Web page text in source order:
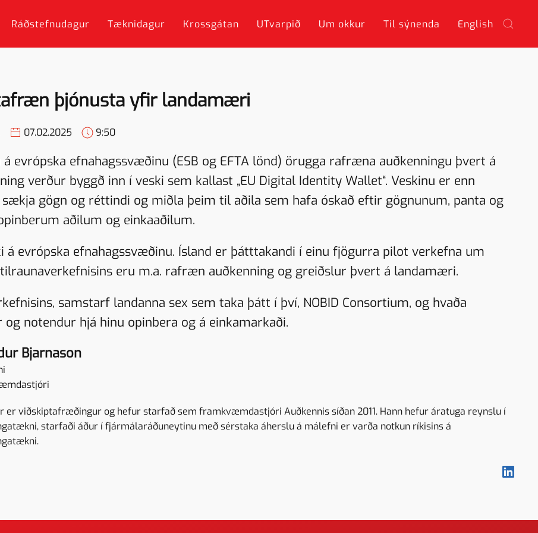
Ráðstefnudagur Tæknidagur Krossgátan UTvarpið Um okkur Til sýnenda English
þjónusta yfir landamæri
07.02.2025 9:50
evrópska efnahagssvæðinu (ESB og EFTA lönd) örugga rafræna auðkenningu þvert á
verður byggð inn í veski sem kallast „EU Digital Identity Wallet“. Veskinu er enn
gögn og réttindi og miðla þeim til aðila sem hafa óskað eftir gögnunum, panta og
aðilum og einkaaðilum.
evrópska efnahagssvæðinu. Ísland er þátttakandi í einu fjögurra pilot verkefna um
tilraunaverkefnisins eru m.a. rafræn auðkenning og greiðslur þvert á landamæri.
samstarf landanna sex sem taka þátt í því, NOBID Consortium, og hvaða
notendur hjá hinu opinbera og á einkamarkaði.
Bjarnason
er viðskiptafræðingur og hefur starfað sem framkvæmdastjóri Auðkennis síðan 2011. Hann hefur áratuga reynslu í
starfaði áður í fjármálaráðuneytinu með sérstaka áherslu á málefni er varða notkun ríkisins á